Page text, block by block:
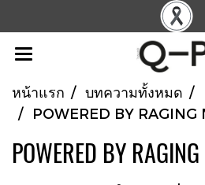
หน้าแรก บทความทั้งหมด
POWERED BY RAGING
POWERED BY